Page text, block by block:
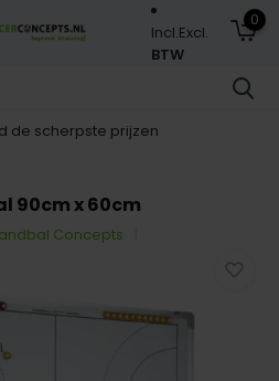
Incl.Excl.
BTW
0
de scherpste prijzen
90cm x 60cm
Concepts